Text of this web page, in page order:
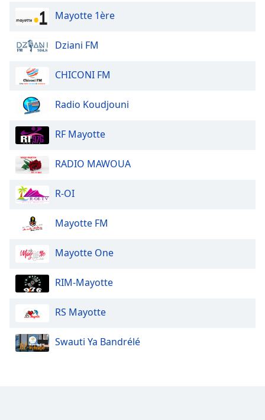
Mayotte 1ère
Dziani FM
CHICONI FM
Radio Koudjouni
RF Mayotte
RADIO MAWOUA
R-OI
Mayotte FM
Mayotte One
RIM-Mayotte
RS Mayotte
Swauti Ya Bandrélé